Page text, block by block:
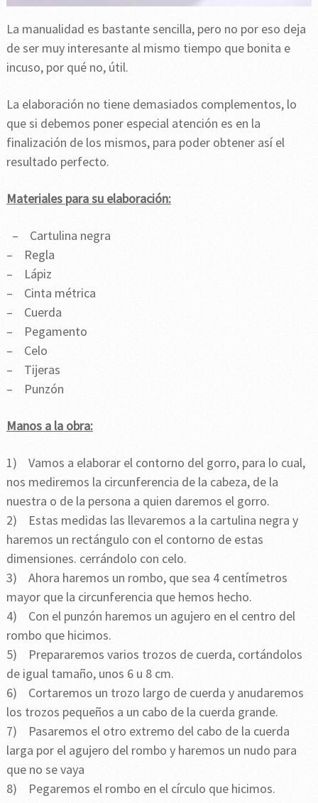
La manualidad es bastante sencilla, pero no por eso deja
de ser muy interesante al mismo tiempo que bonita e
incuso, por qué no, útil.
La elaboración no tiene demasiados complementos, lo
que si debemos poner especial atención es en la
finalización de los mismos, para poder obtener así el
resultado perfecto.
Materiales para su elaboración:
– Cartulina negra
– Regla
– Lápiz
– Cinta métrica
– Cuerda
– Pegamento
– Celo
– Tijeras
– Punzón
Manos a la obra:
1) Vamos a elaborar el contorno del gorro, para lo cual,
nos mediremos la circunferencia de la cabeza, de la
nuestra o de la persona a quien daremos el gorro.
2) Estas medidas las llevaremos a la cartulina negra y
haremos un rectángulo con el contorno de estas
dimensiones. cerrándolo con celo.
3) Ahora haremos un rombo, que sea 4 centímetros
mayor que la circunferencia que hemos hecho.
4) Con el punzón haremos un agujero en el centro del
rombo que hicimos.
5) Prepararemos varios trozos de cuerda, cortándolos
de igual tamaño, unos 6 u 8 cm.
6) Cortaremos un trozo largo de cuerda y anudaremos
los trozos pequeños a un cabo de la cuerda grande.
7) Pasaremos el otro extremo del cabo de la cuerda
larga por el agujero del rombo y haremos un nudo para
que no se vaya
8) Pegaremos el rombo en el círculo que hicimos.